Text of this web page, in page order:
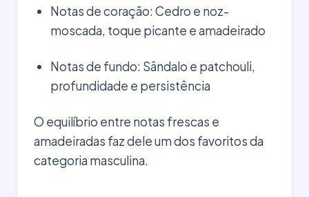
Notas de coração: Cedro e noz-
moscada, toque picante e amadeirado
Notas de fundo: Sândalo e patchouli,
profundidade e persistência
O equilíbrio entre notas frescas e
amadeiradas faz dele um dos favoritos da
categoria masculina.